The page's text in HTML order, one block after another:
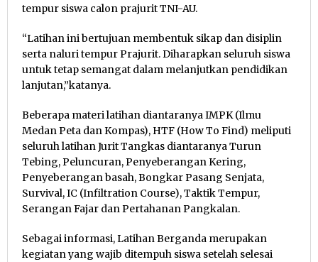
tempur siswa calon prajurit TNI-AU.
“Latihan ini bertujuan membentuk sikap dan disiplin
serta naluri tempur Prajurit. Diharapkan seluruh siswa
untuk tetap semangat dalam melanjutkan pendidikan
lanjutan,”katanya.
Beberapa materi latihan diantaranya IMPK (Ilmu
Medan Peta dan Kompas), HTF (How To Find) meliputi
seluruh latihan Jurit Tangkas diantaranya Turun
Tebing, Peluncuran, Penyeberangan Kering,
Penyeberangan basah, Bongkar Pasang Senjata,
Survival, IC (Infiltration Course), Taktik Tempur,
Serangan Fajar dan Pertahanan Pangkalan.
Sebagai informasi, Latihan Berganda merupakan
kegiatan yang wajib ditempuh siswa setelah selesai